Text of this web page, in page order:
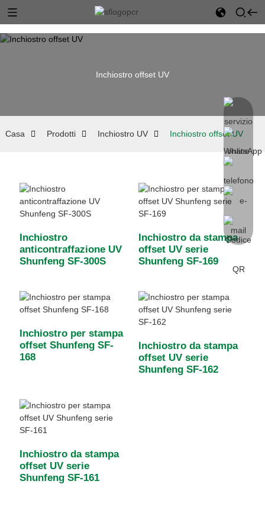
Inchiostro offset UV
Casa Prodotti Inchiostro UV Inchiostro offset UV
Inchiostro
anticontraffazione UV
Shunfeng SF-300S
Inchiostro da stampa
offset UV serie
Shunfeng SF-169
Inchiostro per stampa
offset Shunfeng SF-
168
Inchiostro da stampa
offset UV serie
Shunfeng SF-162
Inchiostro da stampa
offset UV serie
Shunfeng SF-161